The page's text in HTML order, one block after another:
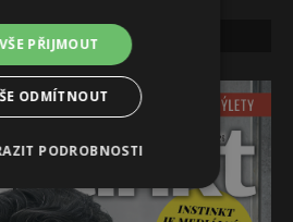
VYDÁNÍ
VŠE PŘIJMOUT
ODMÍTNOUT
PODROBNOSTI